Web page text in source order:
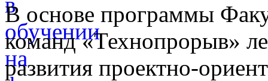
В основе программы
команд «Технопрорыв»
развития проектно-